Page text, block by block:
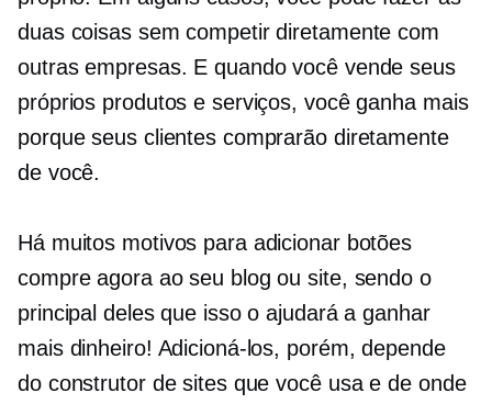
duas coisas sem competir diretamente com
outras empresas. E quando você vende seus
próprios produtos e serviços, você ganha mais
porque seus clientes comprarão diretamente
de você.
Há muitos motivos para adicionar botões
compre agora ao seu blog ou site, sendo o
principal deles que isso o ajudará a ganhar
mais dinheiro! Adicioná-los, porém, depende
do construtor de sites que você usa e de onde